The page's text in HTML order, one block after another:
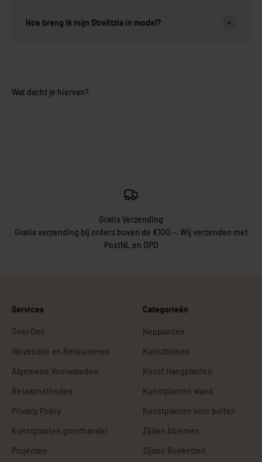
Hoe breng ik mijn Strelitzia in model?
Wat dacht je hiervan?
Gratis Verzending
Gratis verzending bij orders boven de €100,-. Wij verzenden met
PostNL en DPD
Services
Over Ons
Verzenden en Retourneren
Algemene Voorwaarden
Betaalmethoden
Privacy Policy
Kunstplanten groothandel
Projecten
Categorieën
Nepplanten
Kunstbomen
Kunst Hangplanten
Kunstplanten wand
Kunstplanten voor buiten
Zijden bloemen
Zijden Boeketten